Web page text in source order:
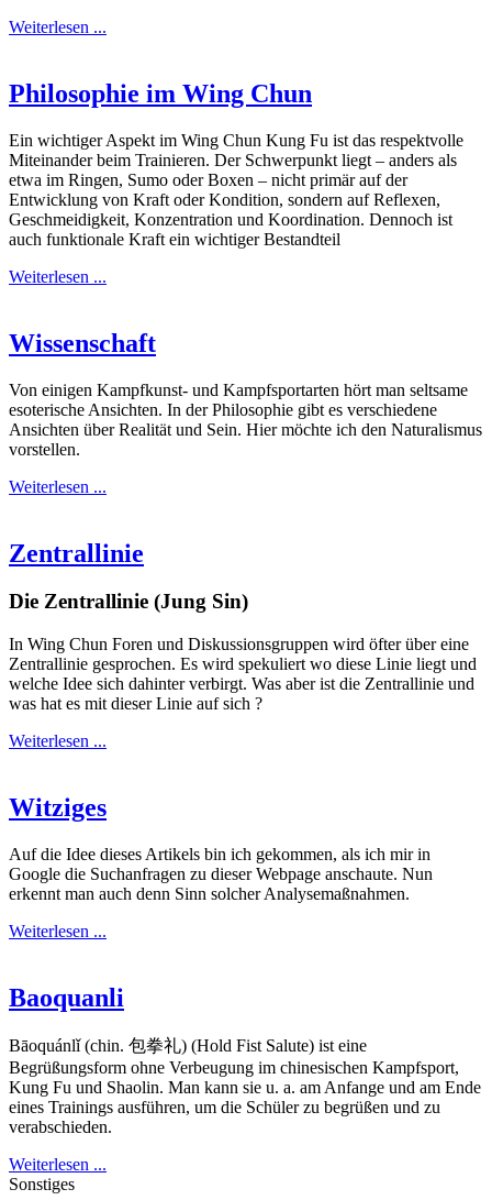
Weiterlesen ...
Philosophie im Wing Chun
Ein wichtiger Aspekt im Wing Chun Kung Fu ist das respektvolle
Miteinander beim Trainieren. Der Schwerpunkt liegt – anders als
etwa im Ringen, Sumo oder Boxen – nicht primär auf der
Entwicklung von Kraft oder Kondition, sondern auf Reflexen,
Geschmeidigkeit, Konzentration und Koordination. Dennoch ist
auch funktionale Kraft ein wichtiger Bestandteil
Weiterlesen ...
Wissenschaft
Von einigen Kampfkunst- und Kampfsportarten hört man seltsame
esoterische Ansichten. In der Philosophie gibt es verschiedene
Ansichten über Realität und Sein. Hier möchte ich den Naturalismus
vorstellen.
Weiterlesen ...
Zentrallinie
Die Zentrallinie (Jung Sin)
In Wing Chun Foren und Diskussionsgruppen wird öfter über eine
Zentrallinie gesprochen. Es wird spekuliert wo diese Linie liegt und
welche Idee sich dahinter verbirgt. Was aber ist die Zentrallinie und
was hat es mit dieser Linie auf sich ?
Weiterlesen ...
Witziges
Auf die Idee dieses Artikels bin ich gekommen, als ich mir in
Google die Suchanfragen zu dieser Webpage anschaute. Nun
erkennt man auch denn Sinn solcher Analysemaßnahmen.
Weiterlesen ...
Baoquanli
Bāoquánlǐ (chin. 包拳礼) (Hold Fist Salute) ist eine
Begrüßungsform ohne Verbeugung im chinesischen Kampfsport,
Kung Fu und Shaolin. Man kann sie u. a. am Anfange und am Ende
eines Trainings ausführen, um die Schüler zu begrüßen und zu
verabschieden.
Weiterlesen ...
Sonstiges